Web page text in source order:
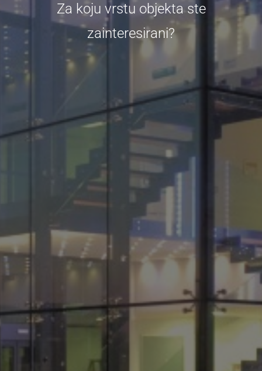
Za koju vrstu objekta ste
zainteresirani?